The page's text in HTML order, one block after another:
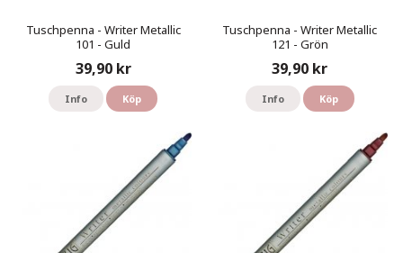
Tuschpenna - Writer Metallic
101 - Guld
39,90 kr
Info Köp
Tuschpenna - Writer Metallic
121 - Grön
39,90 kr
Info Köp